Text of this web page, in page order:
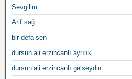
Sevgilim
Arif sağ
bir defa sen
dursun ali erzincanlı ayrılık
dursun ali erzincanlı gelseydin